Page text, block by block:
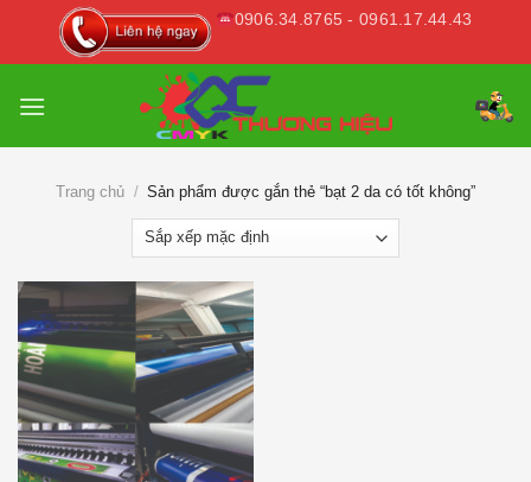
0906.34.8765 - 0961.17.44.43
Trang chủ / Sản phẩm được gắn thẻ “bạt 2 da có tốt không”